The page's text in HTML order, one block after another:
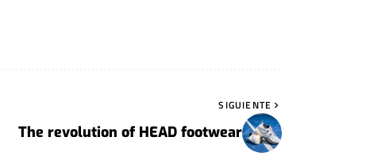
SIGUIENTE
The revolution of HEAD footwear